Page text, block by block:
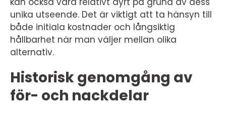
unika utseende. Det är viktigt att ta hänsyn till
både initiala kostnader och långsiktig
hållbarhet när man väljer mellan olika
alternativ.
Historisk genomgång av
för- och nackdelar